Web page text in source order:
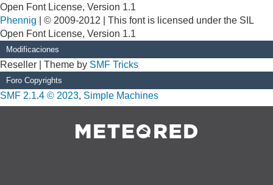
Open Font License, Version 1.1
Phennig | © 2009-2012 | This font is licensed under the SIL
Open Font License, Version 1.1
Modificaciones
Reseller | Theme by SMF Tricks
Foro Copyrights
SMF 2.1.4 © 2023, Simple Machines